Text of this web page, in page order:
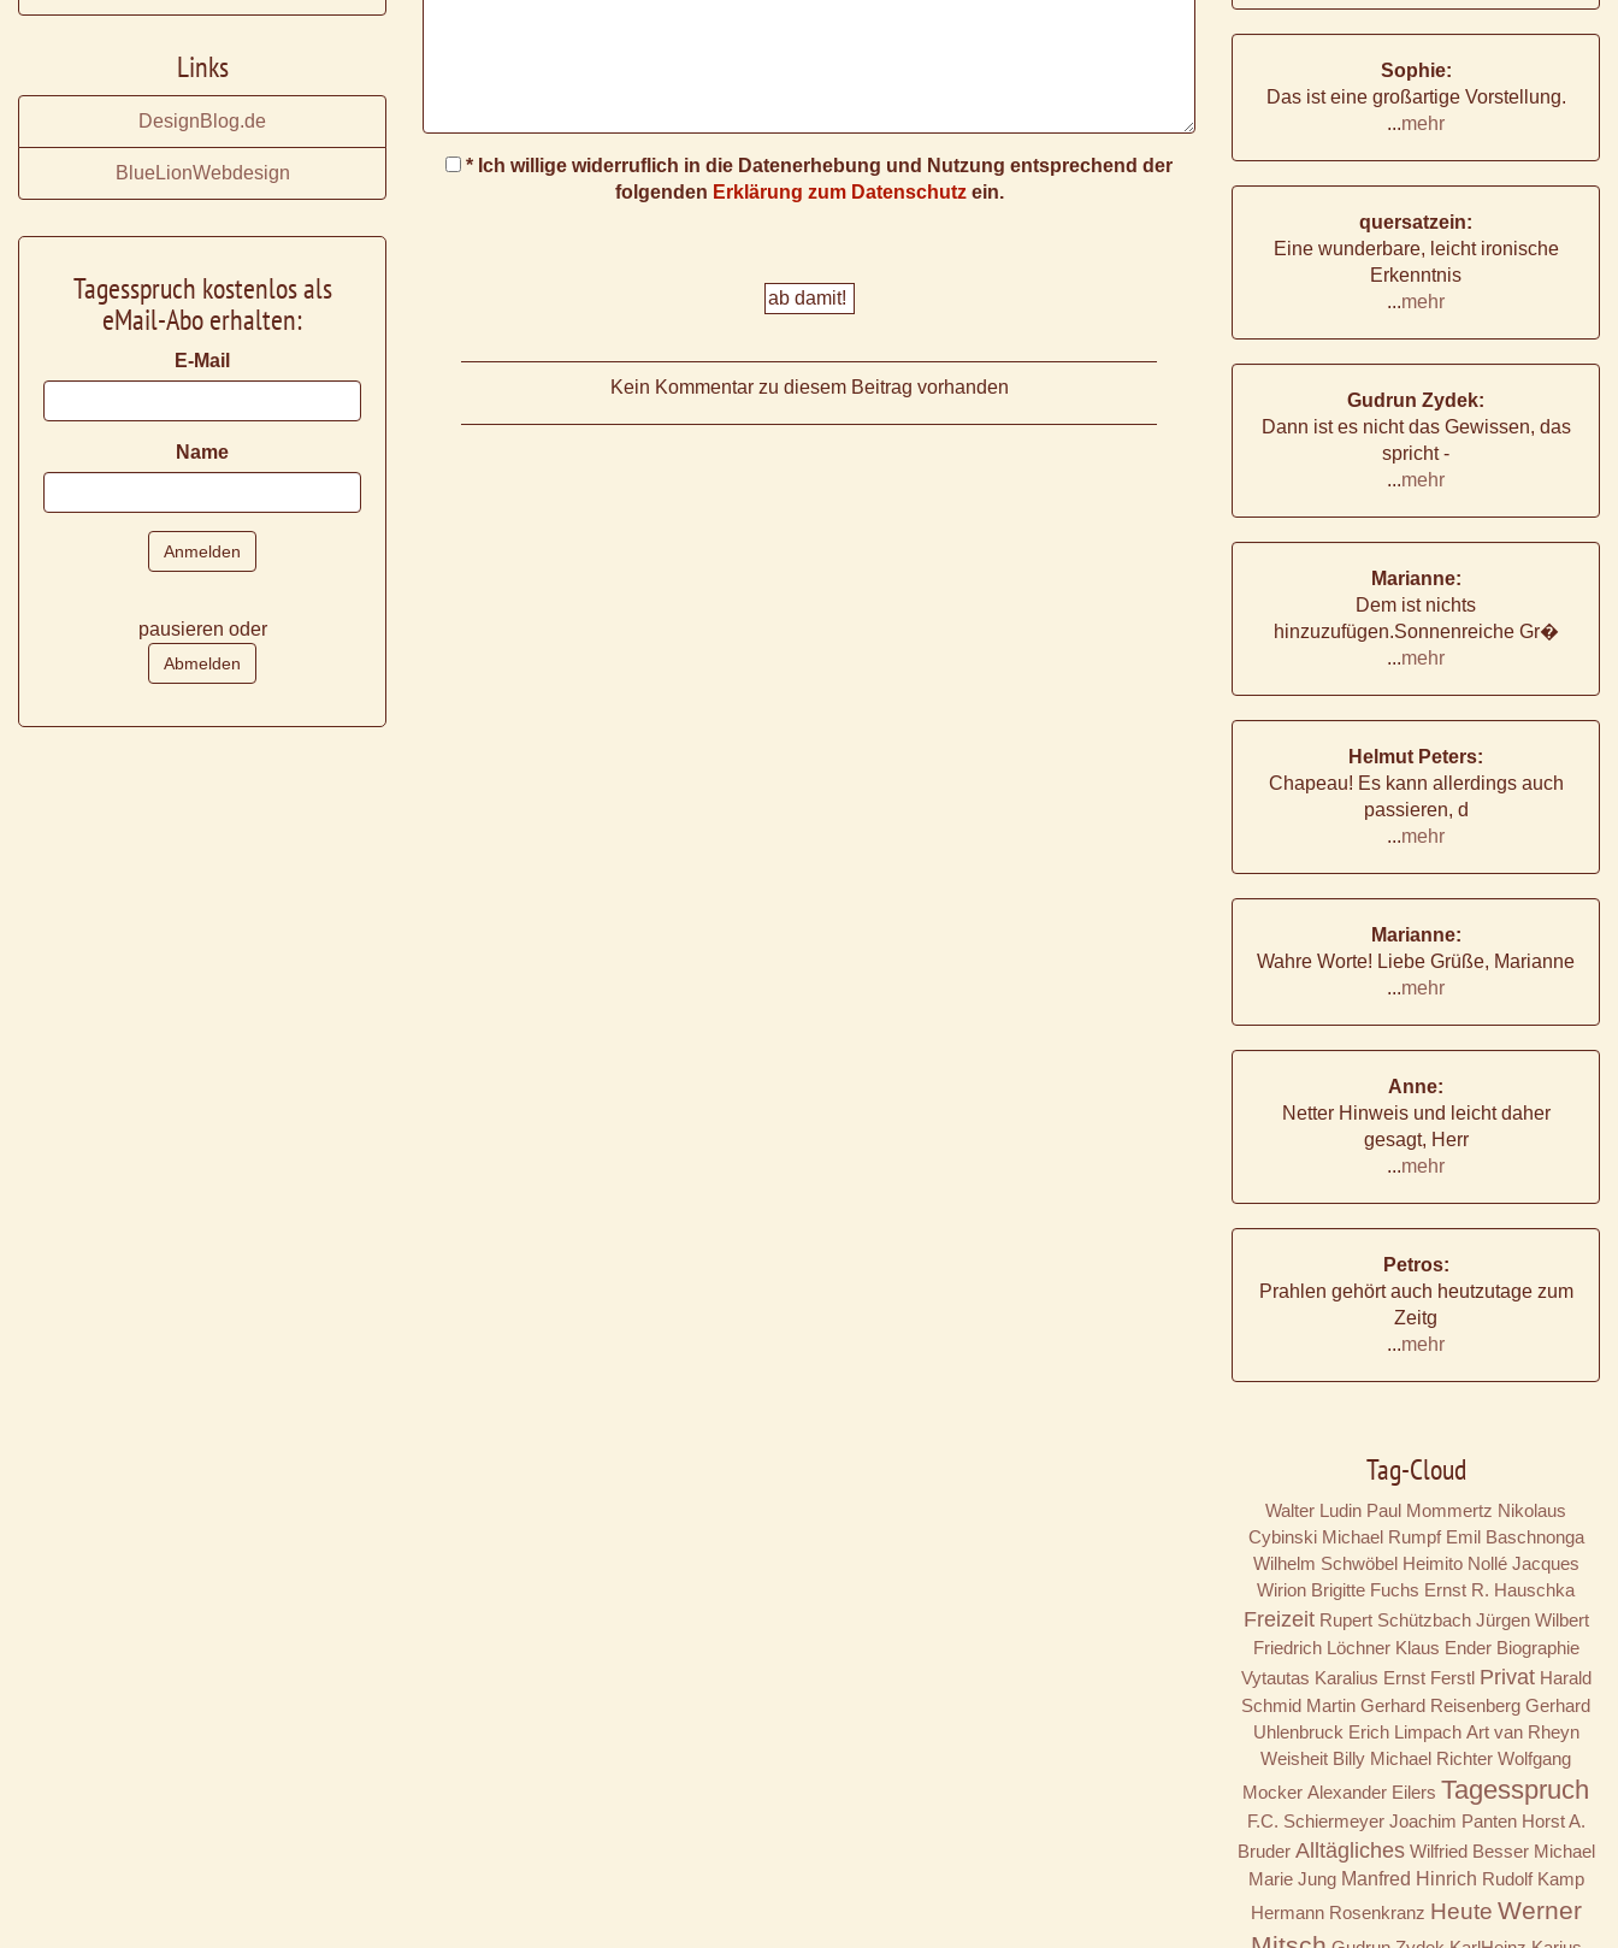
* Ich willige widerruflich in die Datenerhebung und Nutzung entsprechend der
folgenden Erklärung zum Datenschutzein.
Kein Kommentar zu diesem Beitrag vorhanden
Links
DesignBlog.de
BlueLionWebdesign
Tagesspruch kostenlos als
eMail-Abo erhalten:
E-Mail
Name
pausieren oder
Sophie:
Das ist eine großartige Vorstellung.
...mehr
quersatzein:
Eine wunderbare, leicht ironische
Erkenntnis
...mehr
Gudrun Zydek:
Dann ist es nicht das Gewissen, das
spricht -
...mehr
Marianne:
Dem ist nichts
hinzuzufügen.Sonnenreiche Gr�
...mehr
Helmut Peters:
Chapeau! Es kann allerdings auch
passieren, d
...mehr
Marianne:
Wahre Worte! Liebe Grüße, Marianne
...mehr
Anne:
Netter Hinweis und leicht daher
gesagt, Herr
...mehr
Petros:
Prahlen gehört auch heutzutage zum
Zeitg
...mehr
Tag-Cloud
Walter Ludin Paul Mommertz Nikolaus
Cybinski Michael Rumpf Emil Baschnonga
Wilhelm Schwöbel Heimito Nollé Jacques
Wirion Brigitte Fuchs Ernst R. Hauschka
Freizeit Rupert Schützbach Jürgen Wilbert
Friedrich Löchner Klaus Ender Biographie
Vytautas Karalius Ernst Ferstl Privat Harald
Schmid Martin Gerhard Reisenberg Gerhard
Uhlenbruck Erich Limpach Art van Rheyn
Weisheit Billy Michael Richter Wolfgang
Mocker Alexander Eilers Tagesspruch
F.C. Schiermeyer Joachim Panten Horst A.
Bruder Alltägliches Wilfried Besser Michael
Marie Jung Manfred Hinrich Rudolf Kamp
Hermann Rosenkranz Heute Werner